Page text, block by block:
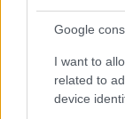
Google
I want to
related to
device